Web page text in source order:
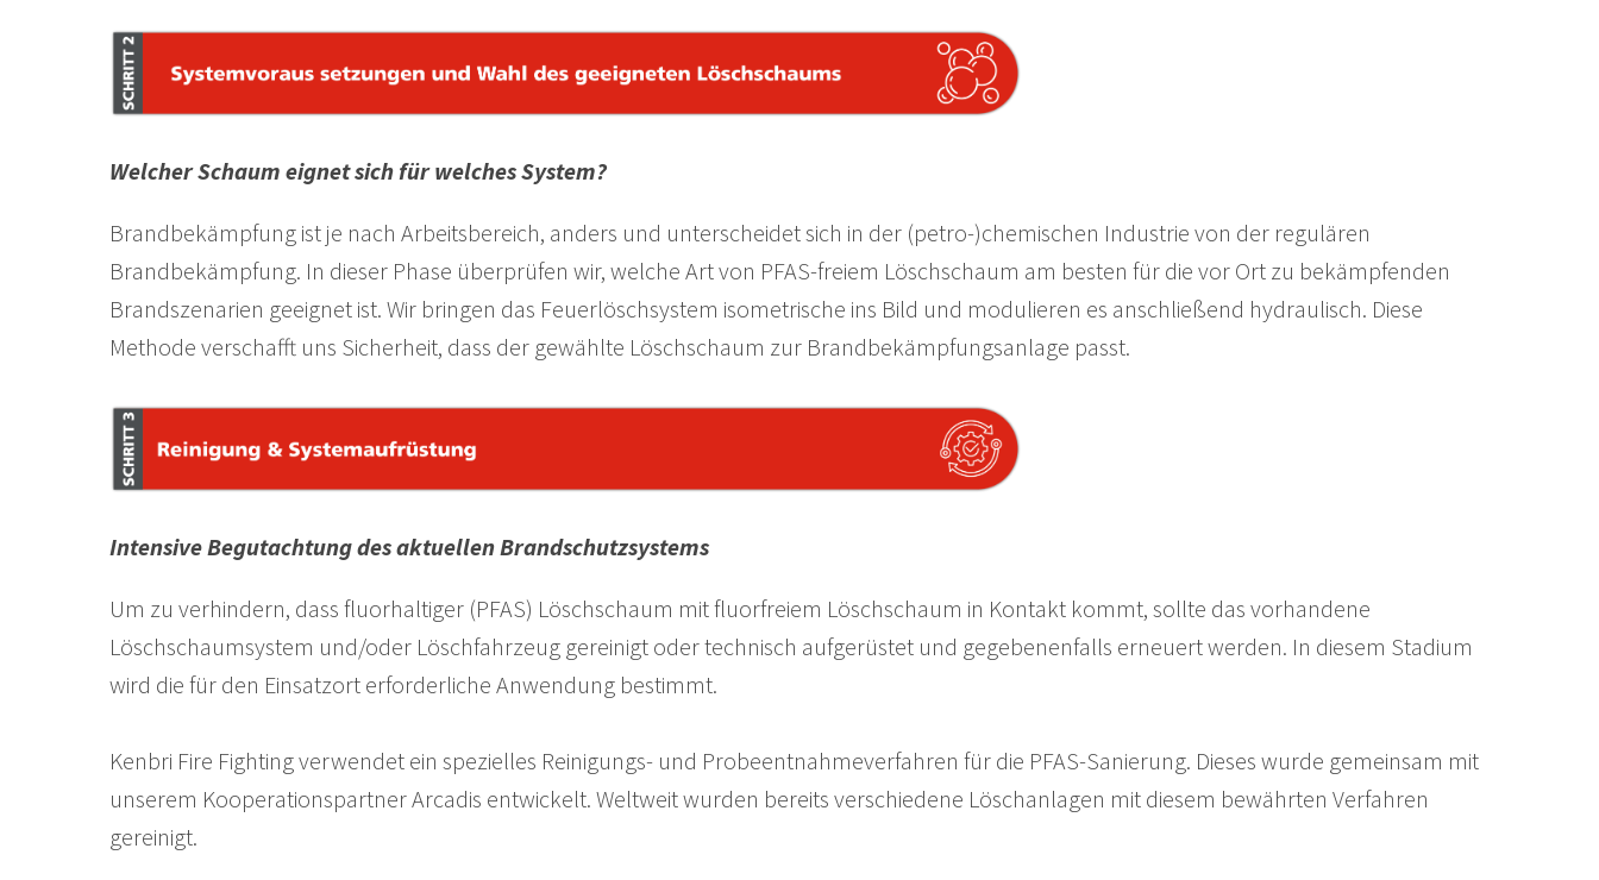
Welcher Schaum eignet sich für welches System?
Brandbekämpfung ist je nach Arbeitsbereich, anders und unterscheidet sich in der (petro-)chemischen Industrie von der regulären
Brandbekämpfung. In dieser Phase überprüfen wir, welche Art von PFAS-freiem Löschschaum am besten für die vor Ort zu bekämpfenden
Brandszenarien geeignet ist. Wir bringen das Feuerlöschsystem isometrische ins Bild und modulieren es anschließend hydraulisch. Diese
Methode verschafft uns Sicherheit, dass der gewählte Löschschaum zur Brandbekämpfungsanlage passt.
Intensive Begutachtung des aktuellen Brandschutzsystems
Um zu verhindern, dass fluorhaltiger (PFAS) Löschschaum mit fluorfreiem Löschschaum in Kontakt kommt, sollte das vorhandene
Löschschaumsystem und/oder Löschfahrzeug gereinigt oder technisch aufgerüstet und gegebenenfalls erneuert werden. In diesem Stadium
wird die für den Einsatzort erforderliche Anwendung bestimmt.
Kenbri Fire Fighting verwendet ein spezielles Reinigungs- und Probeentnahmeverfahren für die PFAS-Sanierung. Dieses wurde gemeinsam mit
unserem Kooperationspartner Arcadis entwickelt. Weltweit wurden bereits verschiedene Löschanlagen mit diesem bewährten Verfahren
gereinigt.